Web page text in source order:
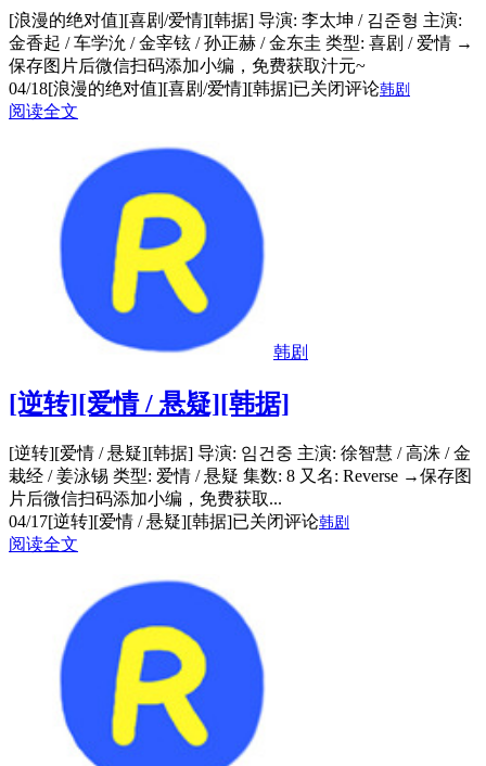
[浪漫的绝对值][喜剧/爱情][韩据] 导演: 李太坤 / 김준형 主演:
金香起 / 车学沇 / 金宰铉 / 孙正赫 / 金东圭 类型: 喜剧 / 爱情 →
保存图片后微信扫码添加小编，免费获取汁元~
04/18[浪漫的绝对值][喜剧/爱情][韩据]已关闭评论韩剧
阅读全文
韩剧
[逆转][爱情 / 悬疑][韩据]
[逆转][爱情 / 悬疑][韩据] 导演: 임건중 主演: 徐智慧 / 高洙 / 金
栽经 / 姜泳锡 类型: 爱情 / 悬疑 集数: 8 又名: Reverse →保存图
片后微信扫码添加小编，免费获取...
04/17[逆转][爱情 / 悬疑][韩据]已关闭评论韩剧
阅读全文